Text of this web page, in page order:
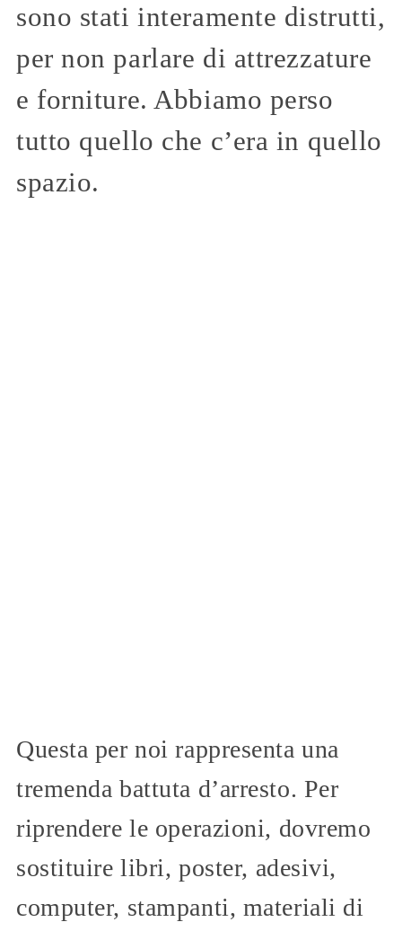
sono stati interamente distrutti,
per non parlare di attrezzature
e forniture. Abbiamo perso
tutto quello che c’era in quello
spazio.
Questa per noi rappresenta una
tremenda battuta d’arresto. Per
riprendere le operazioni, dovremo
sostituire libri, poster, adesivi,
computer, stampanti, materiali di